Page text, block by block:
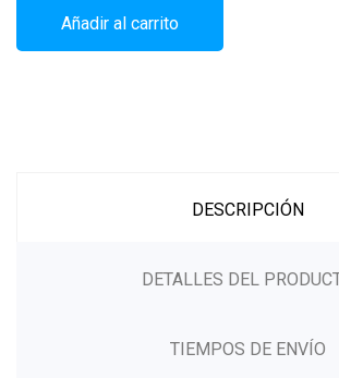
Añadir al carrito
DESCRIPCIÓN
DETALLES DEL
TIEMPOS DE ENVÍO